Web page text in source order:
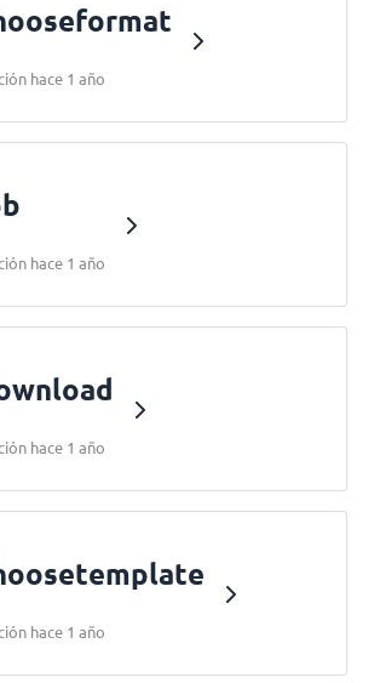
hace 1 año
hace 1 año
hace 1 año
hace 1 año